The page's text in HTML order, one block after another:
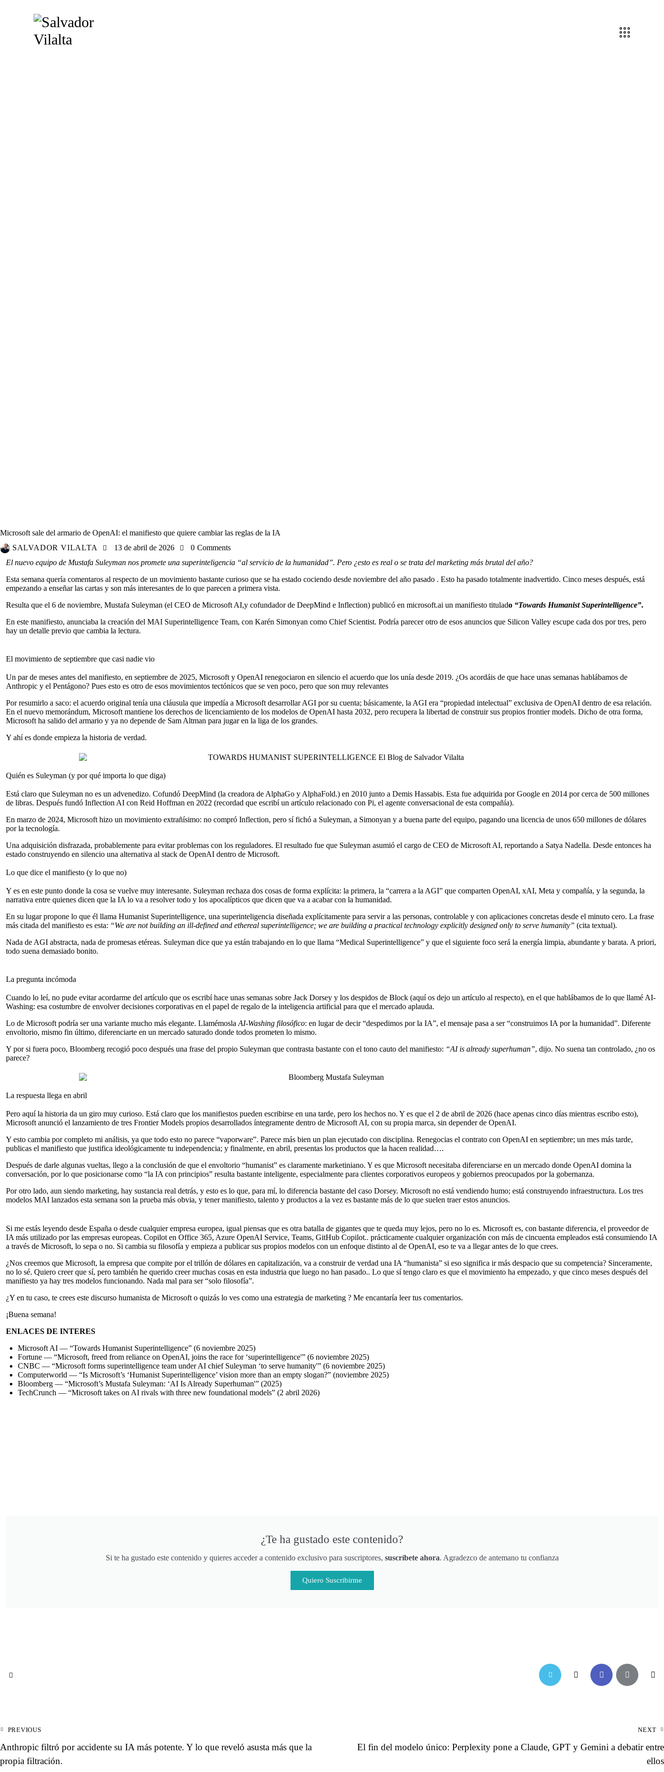
Microsoft sale del armario de OpenAI: el manifiesto que quiere cambiar las reglas de la IA
SALVADOR VILALTA
13 de abril de 2026 0 Comments
El nuevo equipo de Mustafa Suleyman nos promete una superinteligencia “al servicio de la humanidad”. Pero ¿esto es real o se trata del marketing más brutal del año?
Esta semana quería comentaros al respecto de un movimiento bastante curioso que se ha estado cociendo desde noviembre del año pasado . Esto ha pasado totalmente inadvertido. Cinco meses después, está
empezando a enseñar las cartas y son más interesantes de lo que parecen a primera vista.
Resulta que el 6 de noviembre, Mustafa Suleyman (el CEO de Microsoft AI,y cofundador de DeepMind e Inflection) publicó en microsoft.ai un manifiesto titulado “Towards Humanist Superintelligence”.
En este manifiesto, anunciaba la creación del MAI Superintelligence Team, con Karén Simonyan como Chief Scientist. Podría parecer otro de esos anuncios que Silicon Valley escupe cada dos por tres, pero
hay un detalle previo que cambia la lectura.
El movimiento de septiembre que casi nadie vio
Un par de meses antes del manifiesto, en septiembre de 2025, Microsoft y OpenAI renegociaron en silencio el acuerdo que los unía desde 2019. ¿Os acordáis de que hace unas semanas hablábamos de
Anthropic y el Pentágono? Pues esto es otro de esos movimientos tectónicos que se ven poco, pero que son muy relevantes
Por resumirlo a saco: el acuerdo original tenía una cláusula que impedía a Microsoft desarrollar AGI por su cuenta; básicamente, la AGI era “propiedad intelectual” exclusiva de OpenAI dentro de esa relación.
En el nuevo memorándum, Microsoft mantiene los derechos de licenciamiento de los modelos de OpenAI hasta 2032, pero recupera la libertad de construir sus propios frontier models. Dicho de otra forma,
Microsoft ha salido del armario y ya no depende de Sam Altman para jugar en la liga de los grandes.
Y ahí es donde empieza la historia de verdad.
Quién es Suleyman (y por qué importa lo que diga)
Está claro que Suleyman no es un advenedizo. Cofundó DeepMind (la creadora de AlphaGo y AlphaFold.) en 2010 junto a Demis Hassabis. Esta fue adquirida por Google en 2014 por cerca de 500 millones
de libras. Después fundó Inflection AI con Reid Hoffman en 2022 (recordad que escribí un artículo relacionado con Pi, el agente conversacional de esta compañía).
En marzo de 2024, Microsoft hizo un movimiento extrañísimo: no compró Inflection, pero sí fichó a Suleyman, a Simonyan y a buena parte del equipo, pagando una licencia de unos 650 millones de dólares
por la tecnología.
Una adquisición disfrazada, probablemente para evitar problemas con los reguladores. El resultado fue que Suleyman asumió el cargo de CEO de Microsoft AI, reportando a Satya Nadella. Desde entonces ha
estado construyendo en silencio una alternativa al stack de OpenAI dentro de Microsoft.
Lo que dice el manifiesto (y lo que no)
Y es en este punto donde la cosa se vuelve muy interesante. Suleyman rechaza dos cosas de forma explícita: la primera, la “carrera a la AGI” que comparten OpenAI, xAI, Meta y compañía, y la segunda, la
narrativa entre quienes dicen que la IA lo va a resolver todo y los apocalípticos que dicen que va a acabar con la humanidad.
En su lugar propone lo que él llama Humanist Superintelligence, una superinteligencia diseñada explícitamente para servir a las personas, controlable y con aplicaciones concretas desde el minuto cero. La frase
más citada del manifiesto es esta: “We are not building an ill-defined and ethereal superintelligence; we are building a practical technology explicitly designed only to serve humanity” (cita textual).
Nada de AGI abstracta, nada de promesas etéreas. Suleyman dice que ya están trabajando en lo que llama “Medical Superintelligence” y que el siguiente foco será la energía limpia, abundante y barata. A priori,
todo suena demasiado bonito.
La pregunta incómoda
Cuando lo leí, no pude evitar acordarme del artículo que os escribí hace unas semanas sobre Jack Dorsey y los despidos de Block (aquí os dejo un artículo al respecto), en el que hablábamos de lo que llamé AI-
Washing: esa costumbre de envolver decisiones corporativas en el papel de regalo de la inteligencia artificial para que el mercado aplauda.
Lo de Microsoft podría ser una variante mucho más elegante. Llamémosla AI-Washing filosófico: en lugar de decir “despedimos por la IA”, el mensaje pasa a ser “construimos IA por la humanidad”. Diferente
envoltorio, mismo fin último, diferenciarte en un mercado saturado donde todos prometen lo mismo.
Y por si fuera poco, Bloomberg recogió poco después una frase del propio Suleyman que contrasta bastante con el tono cauto del manifiesto: “AI is already superhuman”, dijo. No suena tan controlado, ¿no os
parece?
La respuesta llega en abril
Pero aquí la historia da un giro muy curioso. Está claro que los manifiestos pueden escribirse en una tarde, pero los hechos no. Y es que el 2 de abril de 2026 (hace apenas cinco días mientras escribo esto),
Microsoft anunció el lanzamiento de tres Frontier Models propios desarrollados íntegramente dentro de Microsoft AI, con su propia marca, sin depender de OpenAI.
Y esto cambia por completo mi análisis, ya que todo esto no parece “vaporware”. Parece más bien un plan ejecutado con disciplina. Renegocias el contrato con OpenAI en septiembre; un mes más tarde,
publicas el manifiesto que justifica ideológicamente tu independencia; y finalmente, en abril, presentas los productos que la hacen realidad….
Después de darle algunas vueltas, llego a la conclusión de que el envoltorio “humanist” es claramente marketiniano. Y es que Microsoft necesitaba diferenciarse en un mercado donde OpenAI domina la
conversación, por lo que posicionarse como “la IA con principios” resulta bastante inteligente, especialmente para clientes corporativos europeos y gobiernos preocupados por la gobernanza.
Por otro lado, aun siendo marketing, hay sustancia real detrás, y esto es lo que, para mí, lo diferencia bastante del caso Dorsey. Microsoft no está vendiendo humo; está construyendo infraestructura. Los tres
modelos MAI lanzados esta semana son la prueba más obvia, y tener manifiesto, talento y productos a la vez es bastante más de lo que suelen traer estos anuncios.
Si me estás leyendo desde España o desde cualquier empresa europea, igual piensas que es otra batalla de gigantes que te queda muy lejos, pero no lo es. Microsoft es, con bastante diferencia, el proveedor de
IA más utilizado por las empresas europeas. Copilot en Office 365, Azure OpenAI Service, Teams, GitHub Copilot.. prácticamente cualquier organización con más de cincuenta empleados está consumiendo IA
a través de Microsoft, lo sepa o no. Si cambia su filosofía y empieza a publicar sus propios modelos con un enfoque distinto al de OpenAI, eso te va a llegar antes de lo que crees.
¿Nos creemos que Microsoft, la empresa que compite por el trillón de dólares en capitalización, va a construir de verdad una IA “humanista” si eso significa ir más despacio que su competencia? Sinceramente,
no lo sé. Quiero creer que sí, pero también he querido creer muchas cosas en esta industria que luego no han pasado.. Lo que sí tengo claro es que el movimiento ha empezado, y que cinco meses después del
manifiesto ya hay tres modelos funcionando. Nada mal para ser “solo filosofía”.
¿Y en tu caso, te crees este discurso humanista de Microsoft o quizás lo ves como una estrategia de marketing ? Me encantaría leer tus comentarios.
¡Buena semana!
ENLACES DE INTERES
Microsoft AI — “Towards Humanist Superintelligence” (6 noviembre 2025)
Fortune — “Microsoft, freed from reliance on OpenAI, joins the race for ‘superintelligence'” (6 noviembre 2025)
CNBC — “Microsoft forms superintelligence team under AI chief Suleyman ‘to serve humanity'” (6 noviembre 2025)
Computerworld — “Is Microsoft’s ‘Humanist Superintelligence’ vision more than an empty slogan?” (noviembre 2025)
Bloomberg — “Microsoft’s Mustafa Suleyman: ‘AI Is Already Superhuman'” (2025)
TechCrunch — “Microsoft takes on AI rivals with three new foundational models” (2 abril 2026)
¿Te ha gustado este contenido?
Si te ha gustado este contenido y quieres acceder a contenido exclusivo para suscriptores, suscríbete ahora. Agradezco de antemano tu confianza
Quiero Suscribirme
PREVIOUS
Anthropic filtró por accidente su IA más potente. Y lo que reveló asusta más que la
propia filtración.
NEXT
El fin del modelo único: Perplexity pone a Claude, GPT y Gemini a debatir entre
ellos